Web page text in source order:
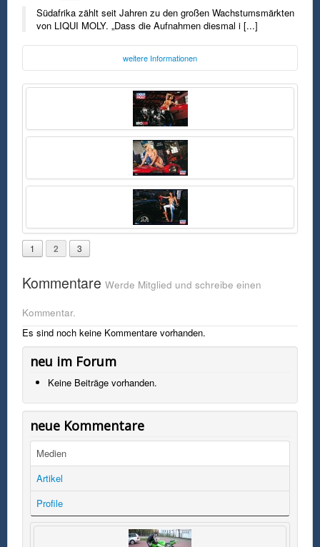
Südafrika zählt seit Jahren zu den großen Wachstumsmärkten
von LIQUI MOLY. „Dass die Aufnahmen diesmal i [...]
weitere Informationen
Foto:Liqui Moly
Freitag, 25. November 2016 11:49 Uhr
Südafrika zählt seit Jahren zu den großen Wachstumsmärkten von
LIQUI MOLY. „Dass die Aufnahmen diesmal in Kapstadt und
Johannesburg gemacht worden sind, spiegelt auch die wachsende
Bedeutung unseres Exportgeschäfts wider“, so Baumann. Nach dem
alten Stahlwerk in diesem Jahr stehen 2016 wieder Autos im Mittelpunkt
– Autos, die man nicht jeden Tag auf der Straße sieht. Dieser Kalender ist
nicht nur wegen seiner Motive etwas Besonderes. Er ist auch ein
besonders „langer“ Kalender, der 13 statt 12 Monate umfasst und schon
zwei Motive zur Auswahl an, so dass insgesamt 26 auf das Auge des
Betrachters warten.
1 2 3
Kommentare Werde Mitglied und schreibe einen
Kommentar.
Es sind noch keine Kommentare vorhanden.
neu im Forum
Keine Beiträge vorhanden.
neue Kommentare
Medien
Artikel
Profile